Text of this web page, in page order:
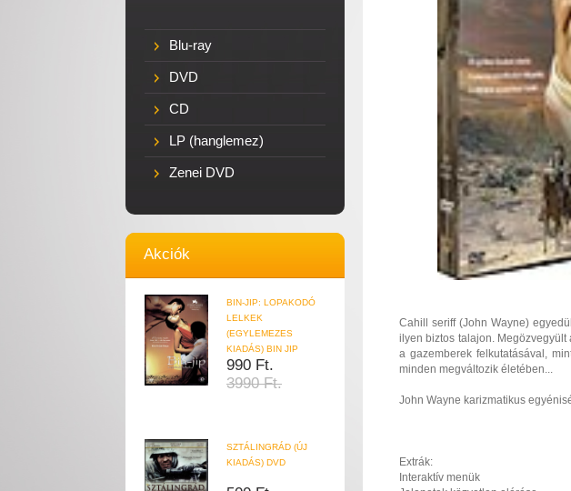
Blu-ray
DVD
CD
LP (hanglemez)
Zenei DVD
Akciók
BIN-JIP: LOPAKODÓ
LELKEK
(EGYLEMEZES
KIADÁS) BIN JIP
990 Ft.
3990 Ft.
SZTÁLINGRÁD (ÚJ
KIADÁS) DVD
Cahill seriff (John Wayne)
ilyen biztos talajon.
a gazemberek felkutatásával,
minden megváltozik életében...
John Wayne karizmatikus
Extrák:
Interaktív menük